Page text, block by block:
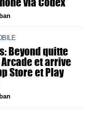
Beyond quitte
et arrive
Store et Play